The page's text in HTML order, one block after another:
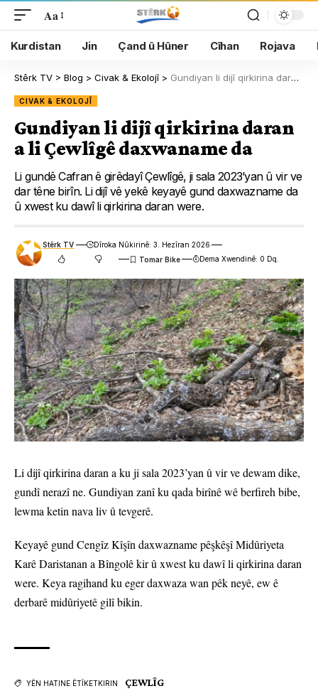
Aa
Kurdistan Jin Çand û Hûner Cîhan Rojava
Stêrk TV > Blog > Civak & Ekolojî> Gundiyan li dijî qirkirina daran a li Çewlîgê daxwaname da
CIVAK & EKOLOJÎ
Gundiyan li dijî qirkirina daran
a li Çewlîgê daxwaname da
Li gundê Cafran ê girêdayî Çewlîgê, ji sala 2023’yan û vir ve
dar têne birîn. Li dijî vê yekê keyayê gund daxwazname da
û xwest ku dawî li qirkirina daran were.
Stêrk TV
Dîroka Nûkirinê: 3. Hezîran 2026
Dema Xwendinê: 0 Dq.
Li dijî qirkirina daran a ku ji sala 2023’yan û vir ve dewam dike,
gundî nerazî ne. Gundiyan zanî ku qada birînê wê berfireh bibe,
lewma ketin nava liv û tevgerê.
Keyayê gund Cengîz Kîşîn daxwazname pêşkêşî Midûriyeta
Karê Daristanan a Bîngolê kir û xwest ku dawî li qirkirina daran
were. Keya ragihand ku eger daxwaza wan pêk neyê, ew ê
derbarê midûriyetê gilî bikin.
YÊN HATINE ÊTÎKETKIRIN ÇEWLÎG